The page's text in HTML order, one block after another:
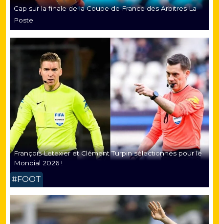
Cap sur la finale de la Coupe de France des Arbitres La
Poste
François Letexier et Clément Turpin sélectionnés pour le
Mondial 2026 !
#FOOT